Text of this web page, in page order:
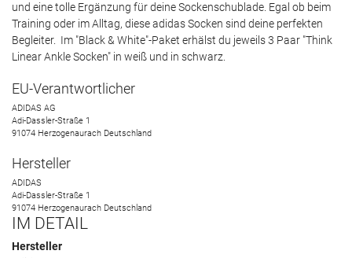
und eine tolle Ergänzung für deine Sockenschublade. Egal ob beim
Training oder im Alltag, diese adidas Socken sind deine perfekten
Begleiter. Im "Black & White"-Paket erhälst du jeweils 3 Paar "Think
Linear Ankle Socken" in weiß und in schwarz.
EU-Verantwortlicher
ADIDAS AG
Adi-Dassler-Straße 1
91074 Herzogenaurach Deutschland
Hersteller
ADIDAS
Adi-Dassler-Straße 1
91074 Herzogenaurach Deutschland
IM DETAIL
Hersteller